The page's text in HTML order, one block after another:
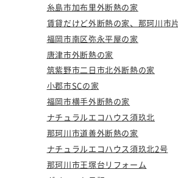
糸島市加布里外断熱の家
賃貸だけど外断熱の家、那珂川市
福岡市南区弥永平屋の家
唐津市外断熱の家
筑紫野市二日市北外断熱の家
小郡市SCの家
福岡市横手外断熱の家
ナチュラルエコハウス須玖北
那珂川市道善外断熱の家
ナチュラルエコハウス須玖北2号
那珂川市王塚台リフォーム